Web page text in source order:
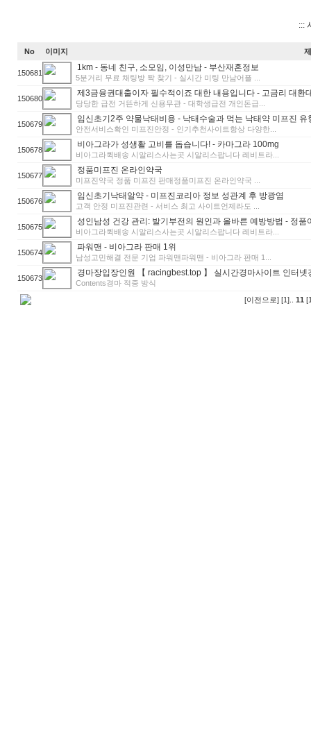
:::
No 이미지
150681
1km - 동네 친구, 소모임, 이성만남 - 부­산­재­혼­정­보
5분거리 무료 채팅방 짝 찾기 - 실시간 미팅 만남어플 ...
150680
제3금융권대출이자 필수적이죠 대한 내용입니다 - 고금리 대환
당당한 급전 거뜬하게 신용무관 - 대학생급전 개인돈급...
150679
임신초기2주 약물낙태비용 - 낙태수술과 먹는 낙태약 미프진 유
안전서비스확인 미프진안정 - 인기추천사이트항상 다양한...
150678
비아그라가 성생활 고비를 돕습니다! - 카마그라 100mg
비아그라퀵배송 시알리스사는곳 시알리스팝니다 레비트라...
150677
정품미프진 온라인약국
미프진약국 정품 미프진 판매정품미프진 온라인약국 ...
150676
임신초기낙태알약 - 미프진코리아 정보 성관계 후 방광염
고객 안정 미프진관련 - 서비스 최고 사이트언제라도 ...
150675
성인남성 건강 관리: 발기부전의 원인과 올바른 예방방법 - 정품
비아그라퀵배송 시알리스사는곳 시알리스팝니다 레비트라...
150674
파워맨 - 비아그라 판매 1위
남성고민해결 전문 기업 파워맨파워맨 - 비아그라 판매 1...
150673
경마장입장인원 【 racingbest.top 】 실시간경마사이트 인터넷
Contents경마 적중 방식
[이전으로] [1] 11